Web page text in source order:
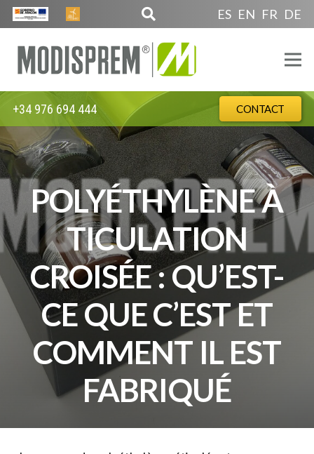
ES EN FR DE
+34 976 694 444 CONTACT
POLYÉTHYLÈNE À
TICULATION
CROISÉE : QU’EST-
CE QUE C’EST ET
COMMENT IL EST
FABRIQUÉ